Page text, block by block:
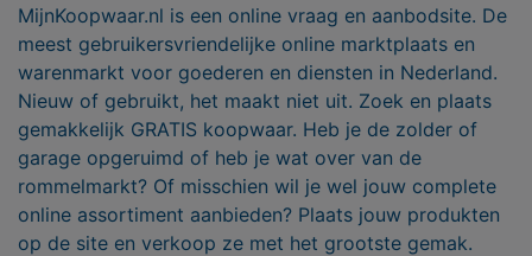
MijnKoopwaar.nl is een online vraag en aanbodsite. De
meest gebruikersvriendelijke online marktplaats en
warenmarkt voor goederen en diensten in Nederland.
Nieuw of gebruikt, het maakt niet uit. Zoek en plaats
gemakkelijk GRATIS koopwaar. Heb je de zolder of
garage opgeruimd of heb je wat over van de
rommelmarkt? Of misschien wil je wel jouw complete
online assortiment aanbieden? Plaats jouw produkten
op de site en verkoop ze met het grootste gemak.